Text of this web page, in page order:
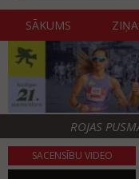
SĀKUMS
ROJAS
SACENSĪBU VIDEO